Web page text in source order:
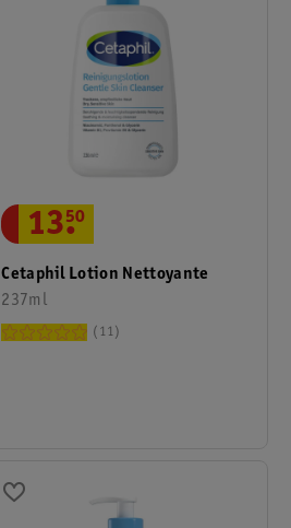
Cetaphil Lotion Nettoyante
237ml
13.
50
11